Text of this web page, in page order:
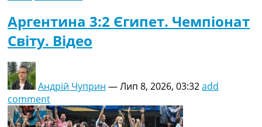
Аргентина 3:2 Єгипет. Чемпіонат
Світу. Відео
Андрій Чуприн —Лип 8, 2026, 03:32add
comment